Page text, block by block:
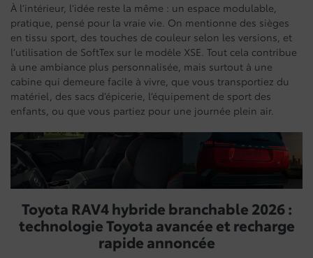
À l’intérieur, l’idée reste la même : un espace modulable,
pratique, pensé pour la vraie vie. On mentionne des sièges
en tissu sport, des touches de couleur selon les versions, et
l’utilisation de SoftTex sur le modèle XSE. Tout cela contribue
à une ambiance plus personnalisée, mais surtout à une
cabine qui demeure facile à vivre, que vous transportiez du
matériel, des sacs d’épicerie, l’équipement de sport des
enfants, ou que vous partiez pour une journée plein air.
Toyota RAV4 hybride branchable 2026 :
technologie Toyota avancée et recharge
rapide annoncée